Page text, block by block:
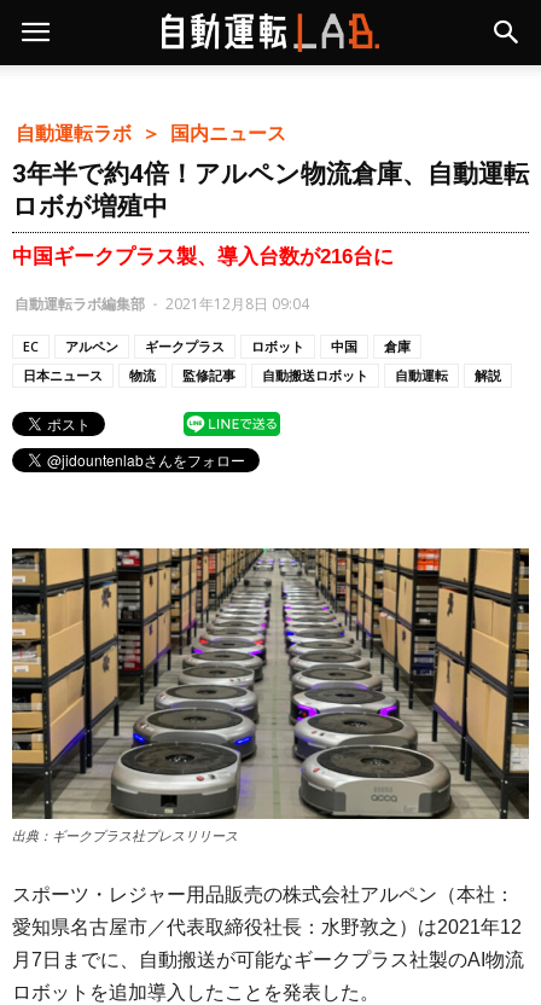
自動運転ラボ ＞ 国内ニュース
3年半で約4倍！アルペン物流倉庫、自動運転
ロボが増殖中
中国ギークプラス製、導入台数が216台に
自動運転ラボ編集部 - 2021年12月8日 09:04
EC アルペン ギークプラス ロボット 中国
倉庫
日本ニュース
物流 監修記事 自動搬送ロボット 自動運転 解説
出典：ギークプラス社プレスリリース
スポーツ・レジャー用品販売の株式会社アルペン（本社：
愛知県名古屋市／代表取締役社長：水野敦之）は2021年12
月7日までに、自動搬送が可能なギークプラス社製のAI物流
ロボットを追加導入したことを発表した。